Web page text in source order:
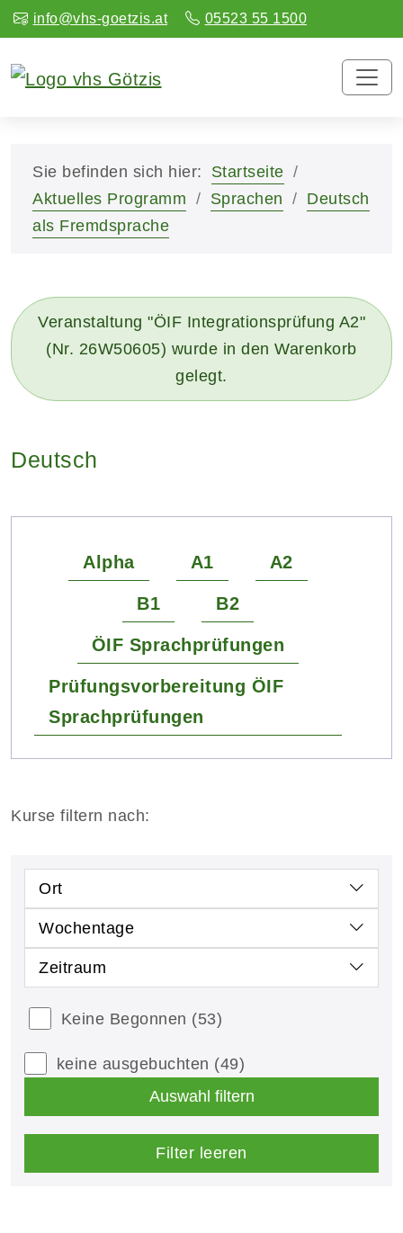
info@vhs-goetzis.at 05523 55 1500
Sie befinden sich hier:
Startseite
Aktuelles Programm
Sprachen
Deutsch
als Fremdsprache
Veranstaltung "ÖIF Integrationsprüfung A2"
(Nr. 26W50605) wurde in den Warenkorb
gelegt.
Deutsch
Alpha A1 A2
B1 B2
ÖIF Sprachprüfungen
Prüfungsvorbereitung ÖIF
Sprachprüfungen
Kurse filtern nach:
Ort
Wochentage
Zeitraum
Keine Begonnen (53)
keine ausgebuchten (49)
Auswahl filtern
Filter leeren